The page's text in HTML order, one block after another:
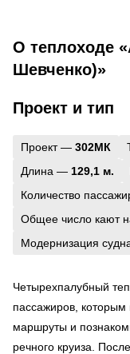
О теплоходе
Шевченко)»
Проект и тип
Проект — 302МК
Длина — 129,1 м.
Количество
Общее число кают
Модернизация
Четырехпалубный
пассажиров, которым
маршруты и
речного круиза.